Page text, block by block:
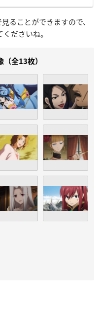
ることができますので、
ださいね。
（全13枚）